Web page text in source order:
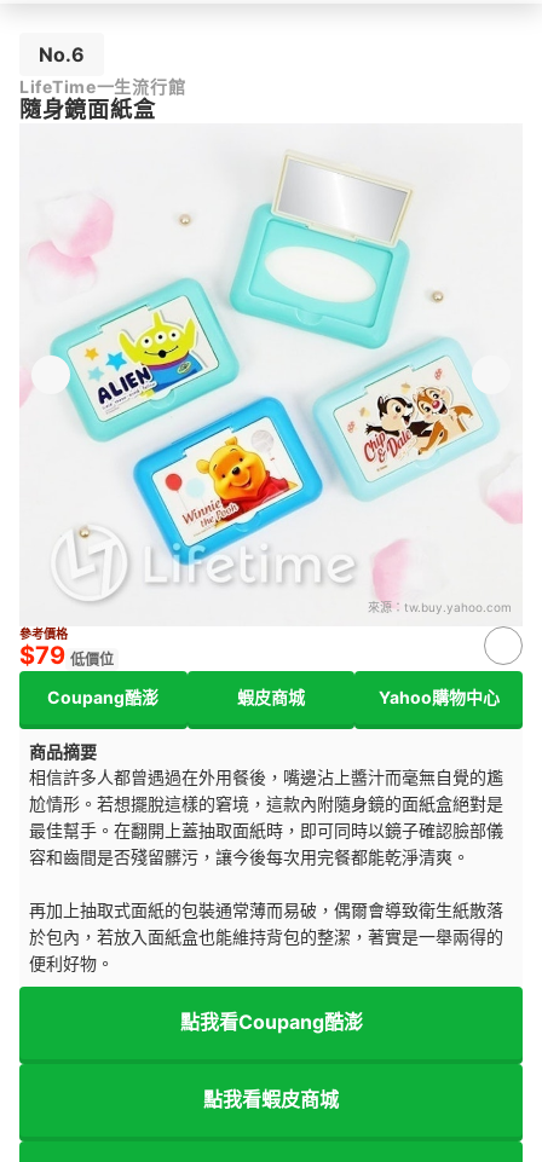
No.6
LifeTime一生流行館
隨身鏡面紙盒
來源： tw.buy.yahoo.com
參考價格
$79 低價位
Coupang酷澎 蝦皮商城 Yahoo購物中心
商品摘要
相信許多人都曾遇過在外用餐後，嘴邊沾上醬汁而毫無自覺的尷
尬情形。若想擺脫這樣的窘境，這款內附隨身鏡的面紙盒絕對是
最佳幫手。在翻開上蓋抽取面紙時，即可同時以鏡子確認臉部儀
容和齒間是否殘留髒污，讓今後每次用完餐都能乾淨清爽。
再加上抽取式面紙的包裝通常薄而易破，偶爾會導致衛生紙散落
於包內，若放入面紙盒也能維持背包的整潔，著實是一舉兩得的
便利好物。
點我看Coupang酷澎
點我看蝦皮商城